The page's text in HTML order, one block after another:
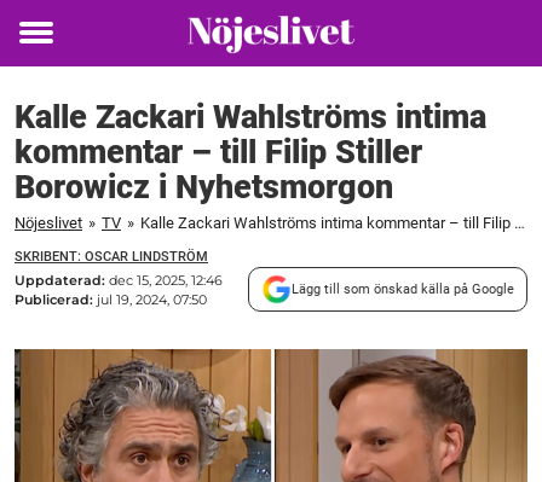
Toggle
Kalle Zackari Wahlströms intima
kommentar – till Filip Stiller
Borowicz i Nyhetsmorgon
Nöjeslivet » TV » Kalle Zackari Wahlströms intima kommentar – till Filip Stiller Borowicz i Nyhetsmorgon
SKRIBENT: OSCAR LINDSTRÖM
Uppdaterad: dec 15, 2025, 12:46
Publicerad: jul 19, 2024, 07:50
Lägg till som önskad källa på Google